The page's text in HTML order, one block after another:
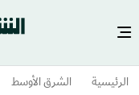
الرئيسية الشرق الأوسط​